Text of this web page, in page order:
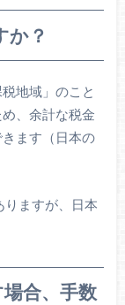
か？
地域」のこと
、余計な税金
ます（日本の
ますが、日本
合、手数